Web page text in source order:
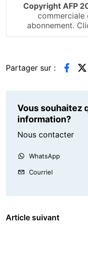
Copyright AFP
commerciale
abonnement.
Partager sur :
Vous souhaitez
information?
Nous contacter
WhatsApp
Courriel
Article suivant